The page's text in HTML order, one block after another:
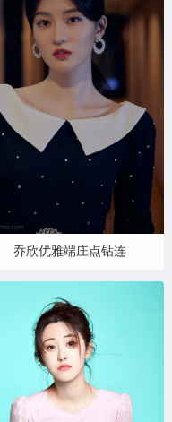
乔欣优雅端庄点钻连